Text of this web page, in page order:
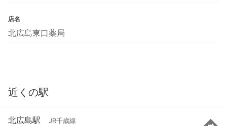
店名
北広島東口薬局
近くの駅
北広島駅 JR千歳線